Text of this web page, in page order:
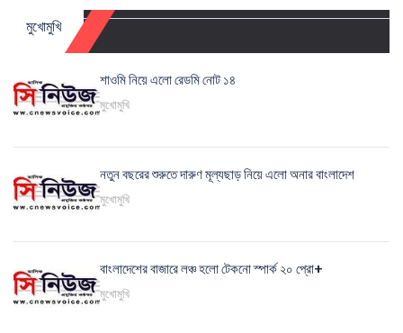
মুখোমুখি
শাওমি নিয়ে এলো রেডমি নোট ১৪
মুখোমুখি
নতুন বছরের শুরুতে দারুণ মূল্যছাড় নিয়ে এলো অনার বাংলাদেশ
মুখোমুখি
বাংলাদেশের বাজারে লঞ্চ হলো টেকনো স্পার্ক ২০ প্রো+
মুখোমুখি